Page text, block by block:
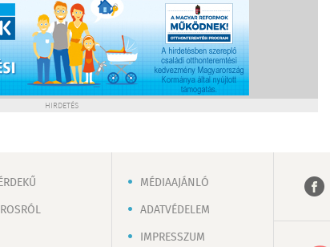
HIRDETÉS
MÉDIAAJÁNLÓ
ADATVÉDELEM
IMPRESSZUM